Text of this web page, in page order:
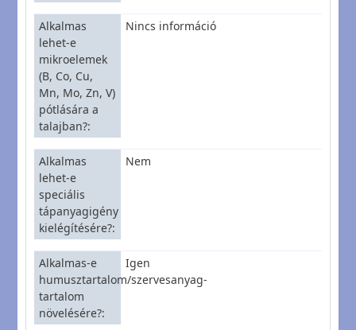
Alkalmas
lehet-e
mikroelemek
(B, Co, Cu,
Mn, Mo, Zn, V)
pótlására a
talajban?
Nincs információ
Alkalmas
lehet-e
speciális
tápanyagigény
kielégítésére?
Nem
Alkalmas-e
humusztartalom/szervesanyag-
tartalom
növelésére?
Igen